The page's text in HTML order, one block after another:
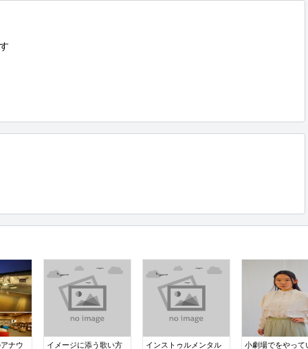
ナウ
イメージに添う歌い方
インストゥルメンタル
小劇場でをやって